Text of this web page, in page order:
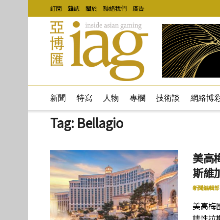
訂閱 雜誌 關於 聯絡我們 廣告
新聞 特寫 人物 專欄 技術談 網絡博
Tag: Bellagio
美高
斯維
新聞編輯部
美高梅